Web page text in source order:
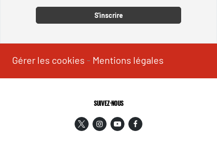
S'inscrire
Gérer les cookies - Mentions légales
SUIVEZ-NOUS